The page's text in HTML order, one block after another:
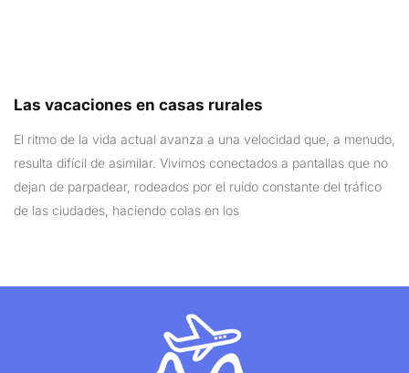
Las vacaciones en casas rurales
El ritmo de la vida actual avanza a una velocidad que, a menudo,
resulta difícil de asimilar. Vivimos conectados a pantallas que no
dejan de parpadear, rodeados por el ruido constante del tráfico
de las ciudades, haciendo colas en los